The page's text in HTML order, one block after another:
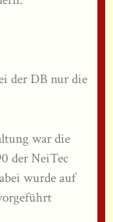
der DB nur die
war die
der NeiTec
wurde auf